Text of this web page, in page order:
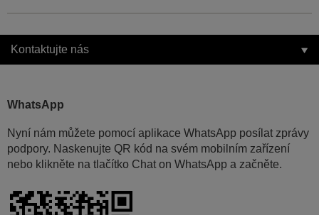
Kontaktujte nás
WhatsApp
Nyní nám můžete pomocí aplikace WhatsApp posílat zprávy
podpory. Naskenujte QR kód na svém mobilním zařízení
nebo klikněte na tlačítko Chat on WhatsApp a začněte.